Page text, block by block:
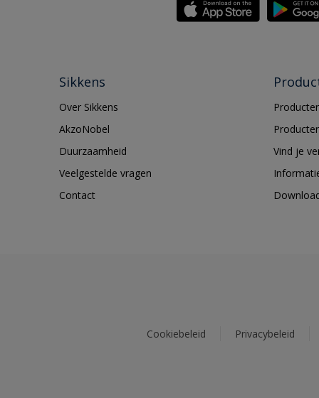
Sikkens
Over Sikkens
AkzoNobel
Duurzaamheid
Veelgestelde vragen
Contact
Vind je
Cookiebeleid Privacybeleid